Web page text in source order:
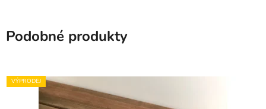
Podobné produkty
VÝPRODEJ